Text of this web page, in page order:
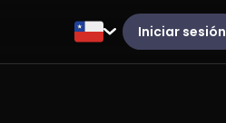
Iniciar sesión